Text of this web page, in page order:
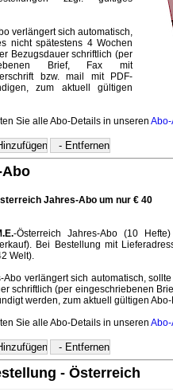
verlängert sich automatisch,
nicht spätestens 4 Wochen
Bezugsdauer schriftlich (per
Brief, Fax mit
bzw. mail mit PDF-
zum aktuell gültigen
Sie alle Abo-Details in unseren Abo-
Jahres-Abo um nur € 40
-Österreich Jahres-Abo (10
Bei Bestellung mit
Welt).
Abo verlängert sich automatisch,
schriftlich (per eingeschriebenen
werden, zum aktuell gültigen
Sie alle Abo-Details in unseren Abo-
- Österreich